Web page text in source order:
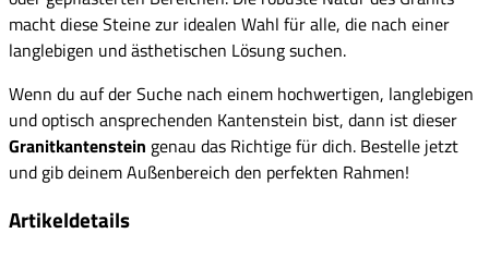
macht diese Steine zur idealen Wahl für alle, die nach einer
langlebigen und ästhetischen Lösung suchen.
Wenn du auf der Suche nach einem hochwertigen, langlebigen
und optisch ansprechenden Kantenstein bist, dann ist dieser
Granitkantenstein genau das Richtige für dich. Bestelle jetzt
und gib deinem Außenbereich den perfekten Rahmen!
Artikeldetails